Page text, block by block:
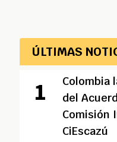
ÚLTIMAS
Colombia
del
Comisión
CiEscazú